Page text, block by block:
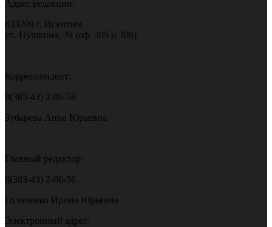
Адрес редакции:
633209 г. Искитим
ул. Пушкина, 39 (оф. 305 и 308)
Корреспондент:
8(383-43) 2-06-58
Зубарева Анна Юрьевна
Главный редактор:
8(383-43) 2-06-56
Голиченко Ирина Юрьевна
Электронный адрес: